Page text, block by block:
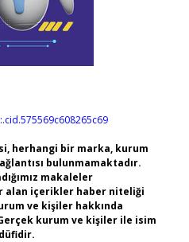
herhangi bir marka, kurum
bulunmamaktadır.
makaleler
alan içerikler haber niteliği
ve kişiler hakkında
kurum ve kişiler ile isim